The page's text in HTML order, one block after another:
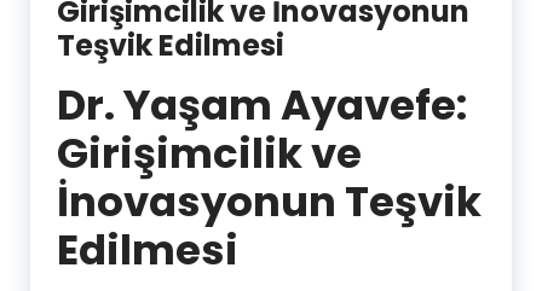
Girişimcilik ve İnovasyonun
Teşvik Edilmesi
Dr. Yaşam Ayavefe:
Girişimcilik ve
İnovasyonun Teşvik
Edilmesi